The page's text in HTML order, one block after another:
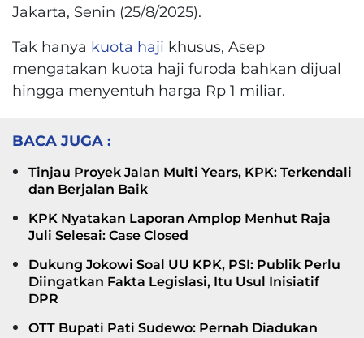
Jakarta, Senin (25/8/2025).
Tak hanya kuota haji khusus, Asep
mengatakan kuota haji furoda bahkan dijual
hingga menyentuh harga Rp 1 miliar.
BACA JUGA :
Tinjau Proyek Jalan Multi Years, KPK: Terkendali
dan Berjalan Baik
KPK Nyatakan Laporan Amplop Menhut Raja
Juli Selesai: Case Closed
Dukung Jokowi Soal UU KPK, PSI: Publik Perlu
Diingatkan Fakta Legislasi, Itu Usul Inisiatif
DPR
OTT Bupati Pati Sudewo: Pernah Diadukan